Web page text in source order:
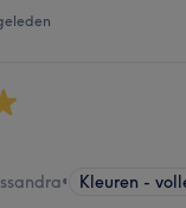
• Kleuren -